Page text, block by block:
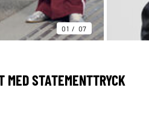
01 07
STATEMENTTRYCK